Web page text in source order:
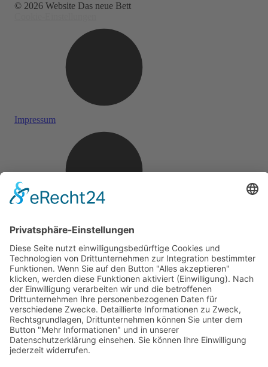
© 2026 Website Das neue Bett
Impressum
Webdesign Online Marketing United